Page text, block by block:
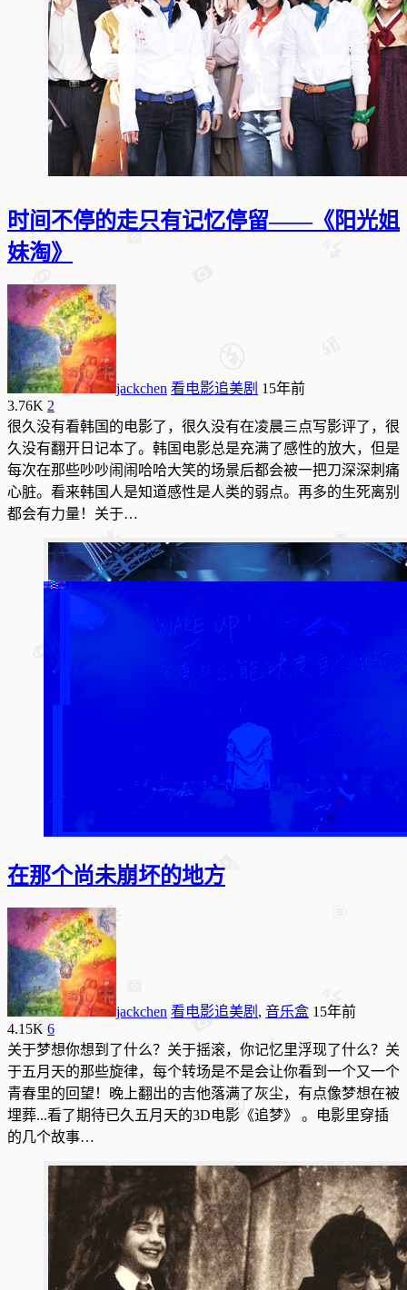
时间不停的走只有记忆停留——《阳光姐
妹淘》
jackchen 看电影追美剧 15年前
3.76K 2
很久没有看韩国的电影了，很久没有在凌晨三点写影评了，很
久没有翻开日记本了。韩国电影总是充满了感性的放大，但是
每次在那些吵吵闹闹哈哈大笑的场景后都会被一把刀深深刺痛
心脏。看来韩国人是知道感性是人类的弱点。再多的生死离别
都会有力量！关于…
在那个尚未崩坏的地方
jackchen 看电影追美剧 , 音乐盒 15年前
4.15K 6
关于梦想你想到了什么？关于摇滚，你记忆里浮现了什么？关
于五月天的那些旋律，每个转场是不是会让你看到一个又一个
青春里的回望！晚上翻出的吉他落满了灰尘，有点像梦想在被
埋葬...看了期待已久五月天的3D电影《追梦》 。电影里穿插
的几个故事…